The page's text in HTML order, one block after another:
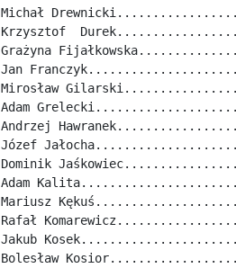
Michał
Krzysztof
Grażyna
Jan
Mirosław
Adam
Andrzej
Józef
Dominik
Adam
Mariusz
Rafał
Jakub
Bolesław